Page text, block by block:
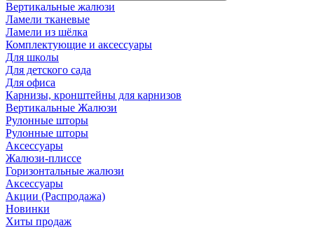
Вертикальные жалюзи
Ламели тканевые
Ламели из шёлка
Комплектующие и аксессуары
Для школы
Для детского сада
Для офиса
Карнизы, кронштейны для карнизов
Вертикальные Жалюзи
Рулонные шторы
Рулонные шторы
Аксессуары
Жалюзи-плиссе
Горизонтальные жалюзи
Аксессуары
Акции (Распродажа)
Новинки
Хиты продаж